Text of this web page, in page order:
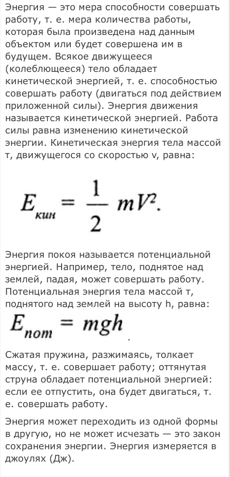
Энергия — это мера способности совершать
работу, т. е. мера количества работы,
которая была произведена над данным
объектом или будет совершена им в
будущем. Всякое движущееся
(колеблющееся) тело обладает
кинетической энергией, т. е. способностью
совершать работу (двигаться под действием
приложенной силы). Энергия движения
называется кинетической энергией. Работа
силы равна изменению кинетической
энергии. Кинетическая энергия тела массой
т, движущегося со скоростью v, равна:
Энергия покоя называется потенциальной
энергией. Например, тело, поднятое над
землей, падая, может совершать работу.
Потенциальная энергия тела массой т,
поднятого над землей на высоту h, равна:
.
Сжатая пружина, разжимаясь, толкает
массу, т. е. совершает работу; оттянутая
струна обладает потенциальной энергией:
если ее отпустить, она будет двигаться, т.
е. совершать работу.
Энергия может переходить из одной формы
в другую, но не может исчезать — это закон
сохранения энергии. Энергия измеряется в
джоулях (Дж).